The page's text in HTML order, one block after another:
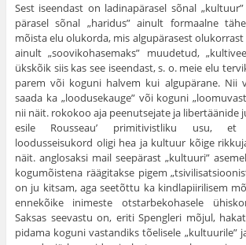
Sest iseendast on ladinapärasel sõnal
pärasel sõnal „haridus” ainult formaalne
mõista elu olukorda, mis algupärasest
ainult „soovikohasemaks” muudetud,
üks­kõik siis kas see iseendast, s. o. meie elu
parem või koguni halvem kui algupärane. Nii
saada ka „loodusekauge” või koguni
nii näit. ro­kokoo aja peenutsejate ja libertäänide
esile Rousseau’ primitivistliku usu, et
loodusseisukord oligi hea ja kultuur kõige
näit. anglosaksi mail see­pärast „kultuuri”
kogumõistena räägitakse pi­gem
on ju kitsam, aga seetõttu ka kindlapiirilisem
ennekõike inimeste otstarbekohasele
Saksas seevastu on, eriti Spengleri mõjul,
pidama koguni vastandiks tõelisele „kultuurile”